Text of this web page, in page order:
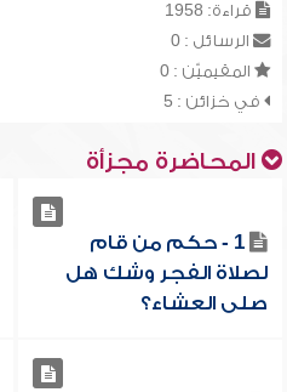
قراءة: 1958
الرسائل : 0
المقيميّن : 0
في خزائن : 5
المحاضرة مجزأة
1 - حكم من قام
لصلاة الفجر وشك هل
صلى العشاء؟